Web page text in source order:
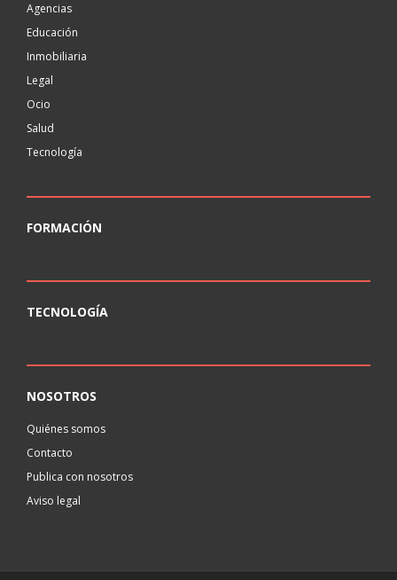
Agencias
Educación
Inmobiliaria
Legal
Ocio
Salud
Tecnología
FORMACIÓN
TECNOLOGÍA
NOSOTROS
Quiénes somos
Contacto
Publica con nosotros
Aviso legal